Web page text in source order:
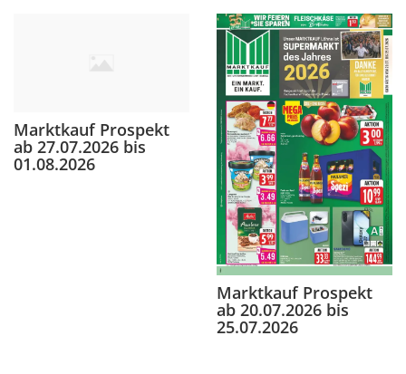
Marktkauf Prospekt
ab 27.07.2026 bis
01.08.2026
Marktkauf Prospekt
ab 20.07.2026 bis
25.07.2026